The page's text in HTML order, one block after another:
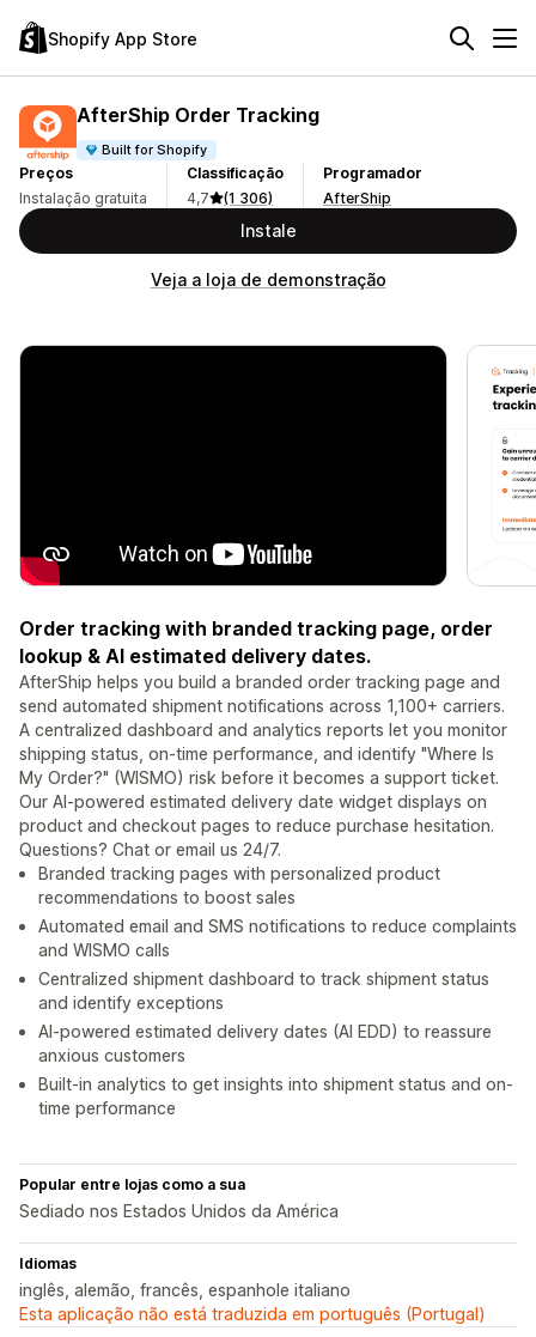
Shopify App Store
AfterShip Order Tracking
Built for Shopify
Preços
Instalação gratuita
Classificação
4,7
(1 306)
Programador
AfterShip
Instale
Veja a loja de demonstração
Order tracking with branded tracking page, order
lookup & AI estimated delivery dates.
AfterShip helps you build a branded order tracking page and
send automated shipment notifications across 1,100+ carriers.
A centralized dashboard and analytics reports let you monitor
shipping status, on-time performance, and identify "Where Is
My Order?" (WISMO) risk before it becomes a support ticket.
Our AI-powered estimated delivery date widget displays on
product and checkout pages to reduce purchase hesitation.
Questions? Chat or email us 24/7.
Branded tracking pages with personalized product
recommendations to boost sales
Automated email and SMS notifications to reduce complaints
and WISMO calls
Centralized shipment dashboard to track shipment status
and identify exceptions
AI-powered estimated delivery dates (AI EDD) to reassure
anxious customers
Built-in analytics to get insights into shipment status and on-
time performance
Popular entre lojas como a sua
Sediado nos Estados Unidos da América
Idiomas
inglês, alemão, francês, espanhole italiano
Esta aplicação não está traduzida em português (Portugal)